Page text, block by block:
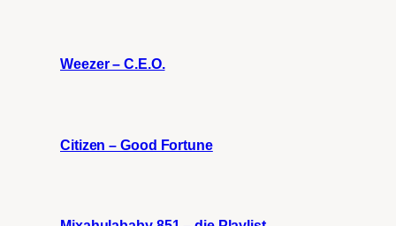
Weezer – C.E.O.
Citizen – Good Fortune